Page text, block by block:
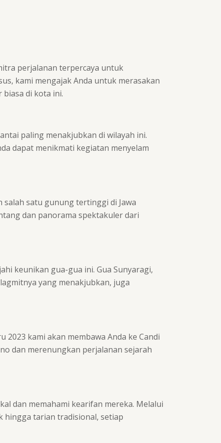
perjalanan terpercaya untuk
kami mengajak Anda untuk merasakan
di kota ini.
paling menakjubkan di wilayah ini.
dapat menikmati kegiatan menyelam
salah satu gunung tertinggi di Jawa
dan panorama spektakuler dari
keunikan gua-gua ini. Gua Sunyaragi,
yang menakjubkan, juga
kami akan membawa Anda ke Candi
dan merenungkan perjalanan sejarah
dan memahami kearifan mereka. Melalui
hingga tarian tradisional, setiap